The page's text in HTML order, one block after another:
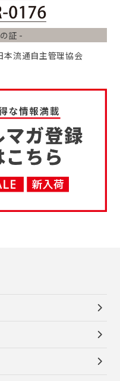
証 -
本流通自主管理協会